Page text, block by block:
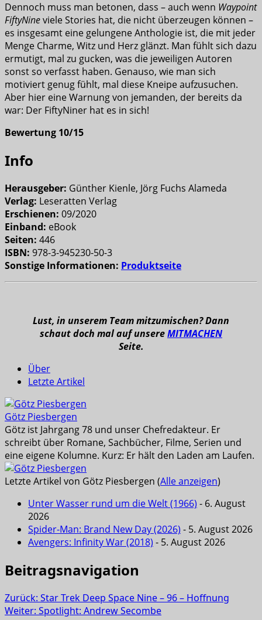
Dennoch muss man betonen, dass – auch wenn Waypoint
FiftyNineviele Stories hat, die nicht überzeugen können –
es insgesamt eine gelungene Anthologie ist, die mit jeder
Menge Charme, Witz und Herz glänzt. Man fühlt sich dazu
ermutigt, mal zu gucken, was die jeweiligen Autoren
sonst so verfasst haben. Genauso, wie man sich
motiviert genug fühlt, mal diese Kneipe aufzusuchen.
Aber hier eine Warnung von jemanden, der bereits da
war: Der FiftyNiner hat es in sich!
Bewertung 10/15
Info
Herausgeber: Günther Kienle, Jörg Fuchs Alameda
Verlag: Leseratten Verlag
Erschienen: 09/2020
Einband: eBook
Seiten: 446
ISBN: 978-3-945230-50-3
Sonstige Informationen: Produktseite
Lust, in unserem Team mitzumischen? Dann
schaut doch mal auf unsereMITMACHEN
Seite.
Über
Letzte Artikel
Götz Piesbergen
Götz ist Jahrgang 78 und unser Chefredakteur. Er
schreibt über Romane, Sachbücher, Filme, Serien und
eine eigene Kolumne. Kurz: Er hält den Laden am Laufen.
Letzte Artikel von Götz Piesbergen (Alle anzeigen)
Unter Wasser rund um die Welt (1966) - 6. August
2026
Spider-Man: Brand New Day (2026) - 5. August 2026
Avengers: Infinity War (2018) - 5. August 2026
Beitragsnavigation
Zurück: Star Trek Deep Space Nine – 96 – Hoffnung
Weiter: Spotlight: Andrew Secombe